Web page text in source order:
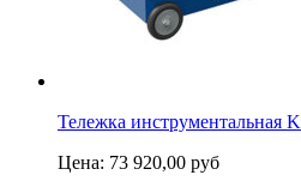
Тележка инструментальная
Цена: 73 920,00 руб